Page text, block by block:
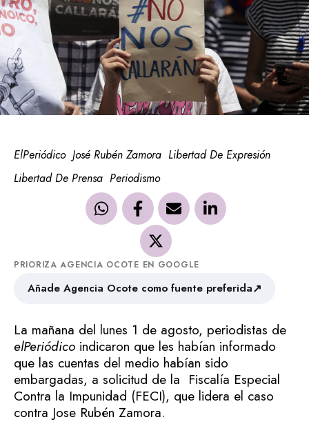
ElPeriódico José Rubén Zamora Libertad De Expresión
Libertad De Prensa Periodismo
PRIORIZA AGENCIA OCOTE EN GOOGLE
Añade Agencia Ocote como fuente preferida↗
La mañana del lunes 1 de agosto, periodistas de
elPeriódico indicaron que les habían informado
que las cuentas del medio habían sido
embargadas, a solicitud de la Fiscalía Especial
Contra la Impunidad (FECI), que lidera el caso
contra Jose Rubén Zamora.